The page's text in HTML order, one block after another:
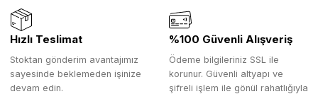
Hızlı Teslimat
Stoktan gönderim avantajımız
sayesinde beklemeden işinize
devam edin.
%100 Güvenli Alışveriş
Ödeme bilgileriniz SSL ile
korunur. Güvenli altyapı ve
şifreli işlem ile gönül rahatlığıyla